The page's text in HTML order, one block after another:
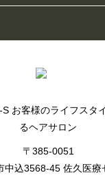
お客様のライフスタ
るヘアサロン
〒385-0051
中込3568-45 佐久医療